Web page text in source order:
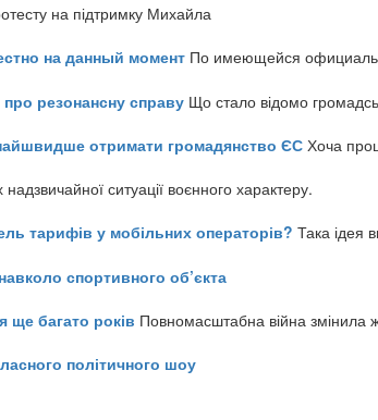
на підтримку Михайла
на данный момент По имеющейся
резонансну справу Що стало відомо
отримати громадянство ЄС Хоча
ситуації воєнного характеру.
тарифів у мобільних операторів? Така ідея
спортивного об’єкта
ще багато років Повномасштабна війна змінила
політичного шоу